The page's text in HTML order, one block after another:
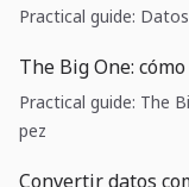
Practical guide:
The Big One:
Practical guide: The
pez
Convertir datos